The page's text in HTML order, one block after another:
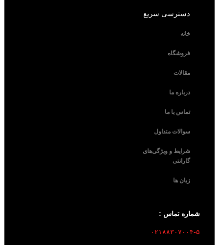
دسترسی سریع
خانه
فروشگاه
مقالات
درباره ما
تماس با ما
سوالات متداول
شرایط و ویژگی‌های
گارانتی
زبان ها
شماره تماس :
۰۲۱۸۸۳۰۷۰۰۴-۵